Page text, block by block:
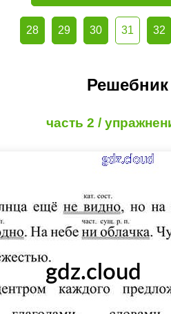
28 29 30 31 32
Решебник
часть 2 /